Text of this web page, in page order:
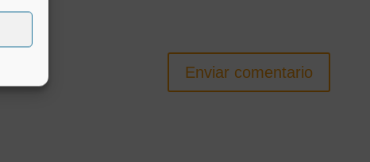
Enviar comentario